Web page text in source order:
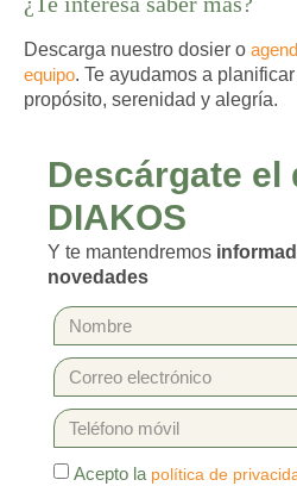
Descarga nuestro dosier o
equipo. Te ayudamos a
propósito, serenidad y alegría.
Descárgate el
DIAKOS
Y te mantendremos
novedades
Acepto la política de